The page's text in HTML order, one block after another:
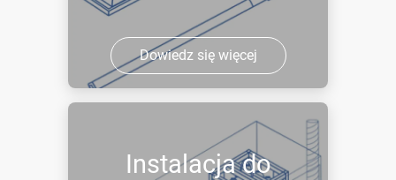
Dowiedz się więcej
Instalacja do